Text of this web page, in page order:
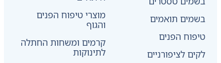
בשמים תואמים
טיפוח הפנים
לקים לציפורניים
מוצרי טיפוח הפנים
והגוף
קרמים ומשחות החתלה
לתינוקות